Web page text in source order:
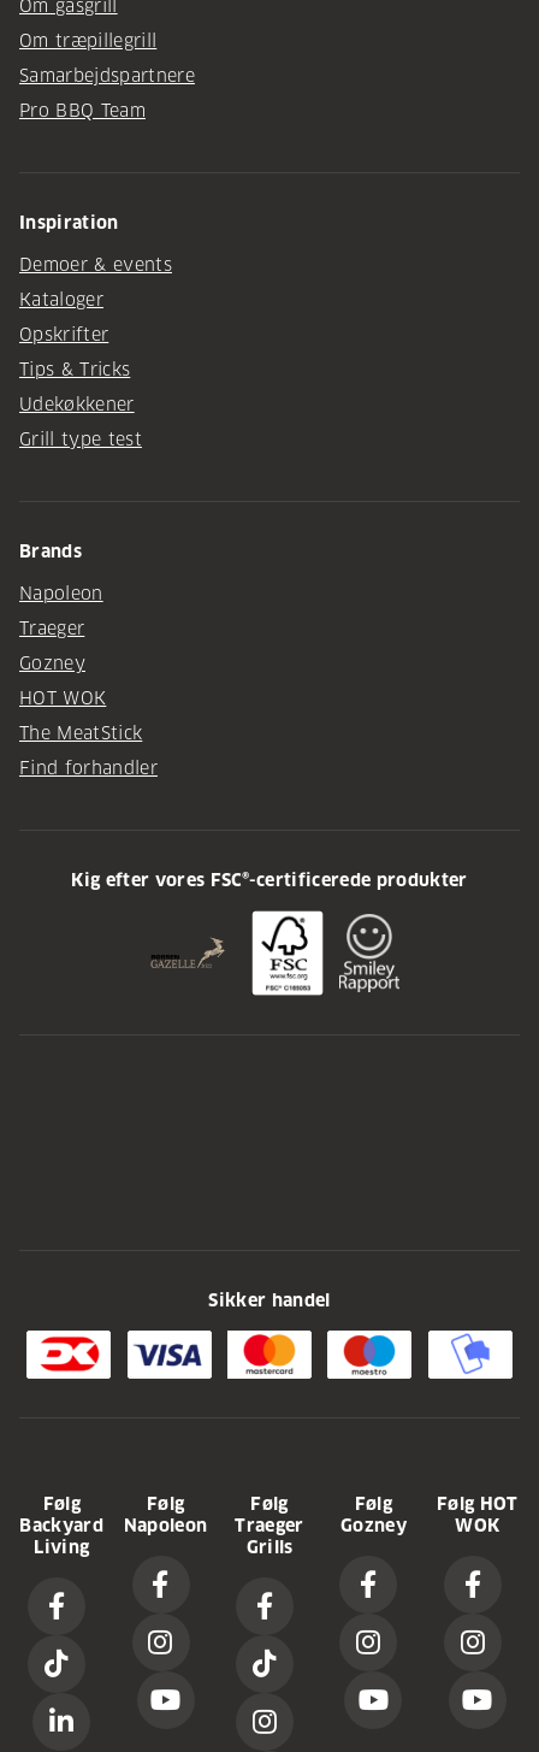
Om gasgrill
Om træpillegrill
Samarbejdspartnere
Pro BBQ Team
Inspiration
Demoer & events
Kataloger
Opskrifter
Tips & Tricks
Udekøkkener
Grill type test
Brands
Napoleon
Traeger
Gozney
HOT WOK
The MeatStick
Find forhandler
Kig efter vores FSC®-certificerede produkter
Sikker handel
Følg
Backyard
Living
Følg
Napoleon
Følg
Traeger
Grills
Følg
Gozney
Følg HOT
WOK